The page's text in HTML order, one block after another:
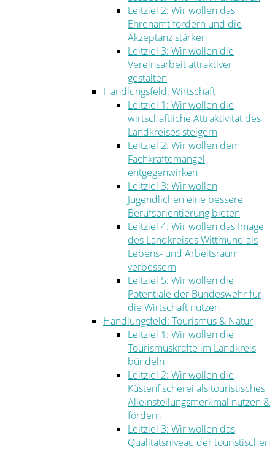
Leitziel 2: Wir wollen das
Ehrenamt fördern und die
Akzeptanz stärken
Leitziel 3: Wir wollen die
Vereinsarbeit attraktiver
gestalten
Handlungsfeld: Wirtschaft
Leitziel 1: Wir wollen die
wirtschaftliche Attraktivität des
Landkreises steigern
Leitziel 2: Wir wollen dem
Fachkräftemangel
entgegenwirken
Leitziel 3: Wir wollen
Jugendlichen eine bessere
Berufsorientierung bieten
Leitziel 4: Wir wollen das Image
des Landkreises Wittmund als
Lebens- und Arbeitsraum
verbessern
Leitziel 5: Wir wollen die
Potentiale der Bundeswehr für
die Wirtschaft nutzen
Handlungsfeld: Tourismus & Natur
Leitziel 1: Wir wollen die
Tourismuskräfte im Landkreis
bündeln
Leitziel 2: Wir wollen die
Küstenfischerei als touristisches
Alleinstellungsmerkmal nutzen &
fördern
Leitziel 3: Wir wollen das
Qualitätsniveau der touristischen